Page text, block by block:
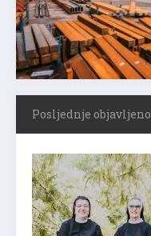
Posljednje objavljeno